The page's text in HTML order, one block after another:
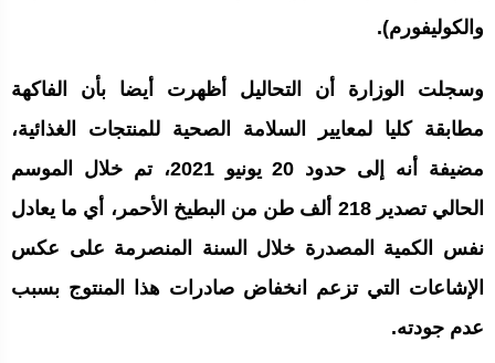
والكوليفورم).
وسجلت الوزارة أن التحاليل أظهرت أيضا بأن الفاكهة
مطابقة كليا لمعايير السلامة الصحية للمنتجات الغذائية،
مضيفة أنه إلى حدود 20 يونيو 2021، تم خلال الموسم
الحالي تصدير 218 ألف طن من البطيخ الأحمر، أي ما يعادل
نفس الكمية المصدرة خلال السنة المنصرمة على عكس
الإشاعات التي تزعم انخفاض صادرات هذا المنتوج بسبب
عدم جودته.